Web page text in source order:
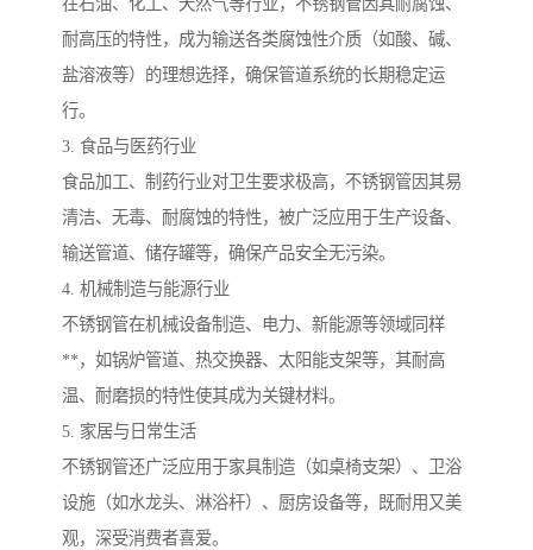
在石油、化工、天然气等行业，不锈钢管因其耐腐蚀、
耐高压的特性，成为输送各类腐蚀性介质（如酸、碱、
盐溶液等）的理想选择，确保管道系统的长期稳定运
行。
3. 食品与医药行业
食品加工、制药行业对卫生要求极高，不锈钢管因其易
清洁、无毒、耐腐蚀的特性，被广泛应用于生产设备、
输送管道、储存罐等，确保产品安全无污染。
4. 机械制造与能源行业
不锈钢管在机械设备制造、电力、新能源等领域同样
**，如锅炉管道、热交换器、太阳能支架等，其耐高
温、耐磨损的特性使其成为关键材料。
5. 家居与日常生活
不锈钢管还广泛应用于家具制造（如桌椅支架）、卫浴
设施（如水龙头、淋浴杆）、厨房设备等，既耐用又美
观，深受消费者喜爱。